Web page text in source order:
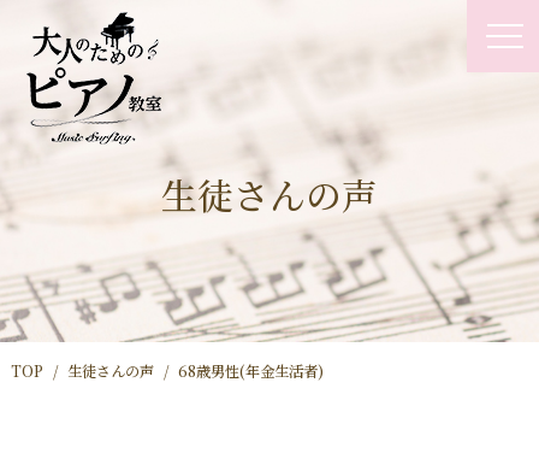
生徒さんの声
TOP 生徒さんの声 68歳男性(年金生活者)